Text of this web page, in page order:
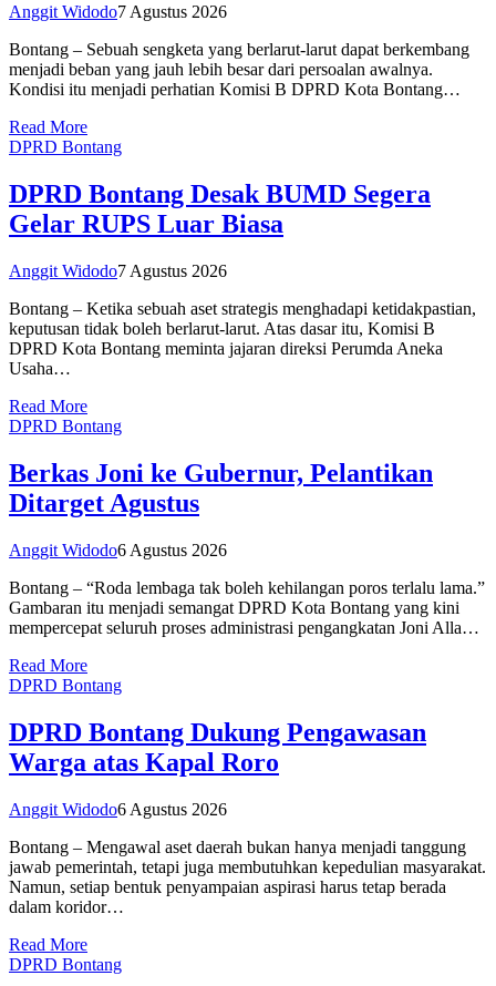
Anggit Widodo7 Agustus 2026
Bontang – Sebuah sengketa yang berlarut-larut dapat berkembang
menjadi beban yang jauh lebih besar dari persoalan awalnya.
Kondisi itu menjadi perhatian Komisi B DPRD Kota Bontang…
Read More
DPRD Bontang
DPRD Bontang Desak BUMD Segera
Gelar RUPS Luar Biasa
Anggit Widodo7 Agustus 2026
Bontang – Ketika sebuah aset strategis menghadapi ketidakpastian,
keputusan tidak boleh berlarut-larut. Atas dasar itu, Komisi B
DPRD Kota Bontang meminta jajaran direksi Perumda Aneka
Usaha…
Read More
DPRD Bontang
Berkas Joni ke Gubernur, Pelantikan
Ditarget Agustus
Anggit Widodo6 Agustus 2026
Bontang – “Roda lembaga tak boleh kehilangan poros terlalu lama.”
Gambaran itu menjadi semangat DPRD Kota Bontang yang kini
mempercepat seluruh proses administrasi pengangkatan Joni Alla…
Read More
DPRD Bontang
DPRD Bontang Dukung Pengawasan
Warga atas Kapal Roro
Anggit Widodo6 Agustus 2026
Bontang – Mengawal aset daerah bukan hanya menjadi tanggung
jawab pemerintah, tetapi juga membutuhkan kepedulian masyarakat.
Namun, setiap bentuk penyampaian aspirasi harus tetap berada
dalam koridor…
Read More
DPRD Bontang